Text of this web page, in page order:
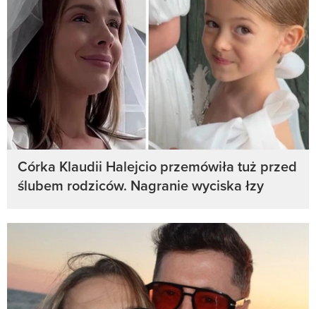
Córka Klaudii Halejcio przemówiła tuż przed
ślubem rodziców. Nagranie wyciska łzy